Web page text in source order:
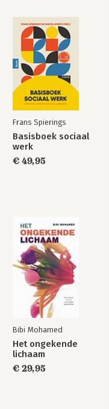
Frans Spierings
Basisboek sociaal
werk
€ 49,95
Bibi Mohamed
Het ongekende
lichaam
€ 29,95